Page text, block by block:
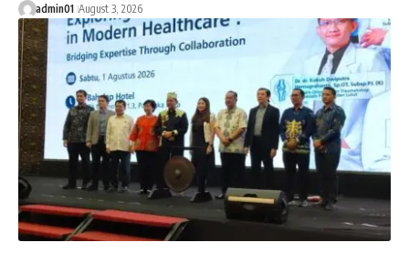
admin01 August 3, 2026